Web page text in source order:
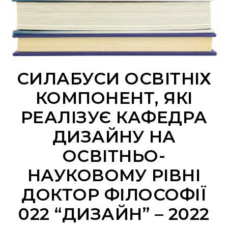
СИЛАБУСИ ОСВІТНІХ
КОМПОНЕНТ, ЯКІ
РЕАЛІЗУЄ КАФЕДРА
ДИЗАЙНУ НА
ОСВІТНЬО-
НАУКОВОМУ РІВНІ
ДОКТОР ФІЛОСОФІЇ
022 “ДИЗАЙН” – 2022